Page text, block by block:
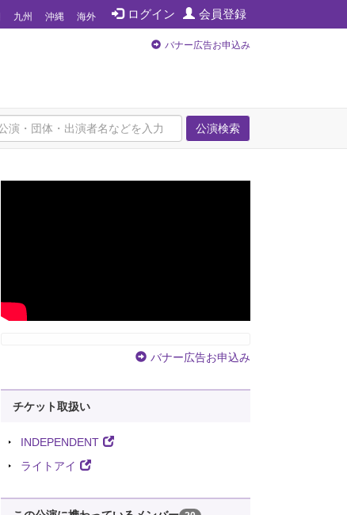
ログイン 会員登録
九州 沖縄 海外
バナー広告お申込み
公演検索
バナー広告お申込み
チケット取扱い
INDEPENDENT
ライトアイ